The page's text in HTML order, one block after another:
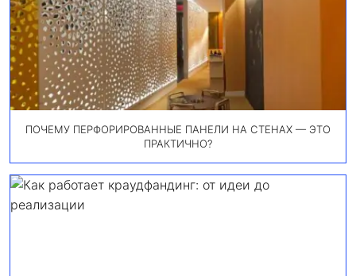
ПОЧЕМУ ПЕРФОРИРОВАННЫЕ ПАНЕЛИ НА СТЕНАХ — ЭТО
ПРАКТИЧНО?